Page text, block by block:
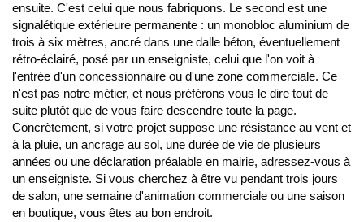
ensuite. C'est celui que nous fabriquons. Le second est une
signalétique extérieure permanente : un monobloc aluminium de
trois à six mètres, ancré dans une dalle béton, éventuellement
rétro-éclairé, posé par un enseigniste, celui que l'on voit à
l'entrée d'un concessionnaire ou d'une zone commerciale. Ce
n'est pas notre métier, et nous préférons vous le dire tout de
suite plutôt que de vous faire descendre toute la page.
Concrètement, si votre projet suppose une résistance au vent et
à la pluie, un ancrage au sol, une durée de vie de plusieurs
années ou une déclaration préalable en mairie, adressez-vous à
un enseigniste. Si vous cherchez à être vu pendant trois jours
de salon, une semaine d'animation commerciale ou une saison
en boutique, vous êtes au bon endroit.